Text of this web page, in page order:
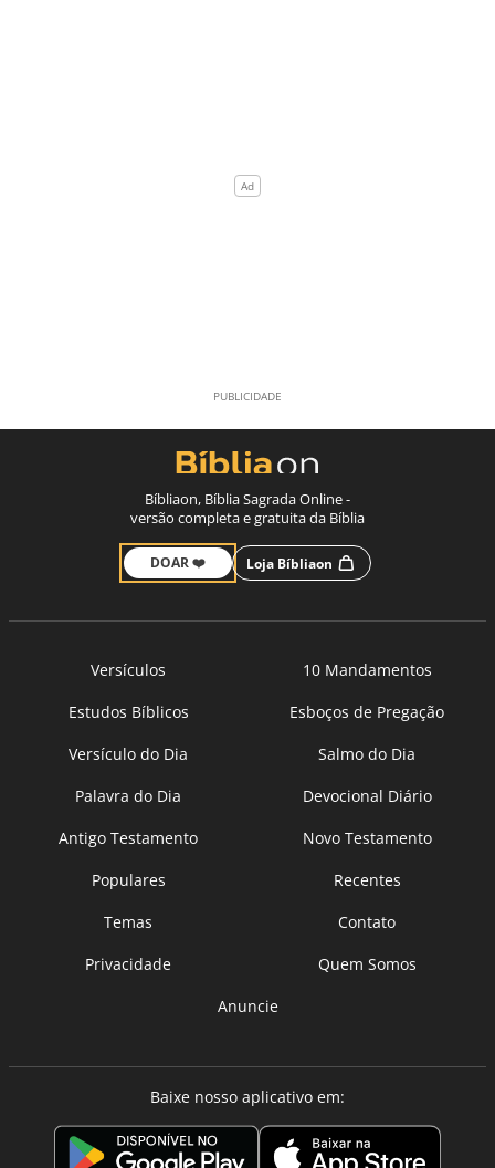
Bíbliaon, Bíblia Sagrada Online -
versão completa e gratuita da Bíblia
DOAR ❤️ Loja Bíbliaon
Versículos
10 Mandamentos
Estudos Bíblicos
Esboços de Pregação
Versículo do Dia
Salmo do Dia
Palavra do Dia
Devocional Diário
Antigo Testamento
Novo Testamento
Populares
Recentes
Temas
Contato
Privacidade
Quem Somos
Anuncie
Baixe nosso aplicativo em: